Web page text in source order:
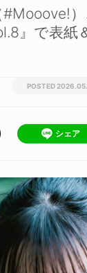
』で表紙
シェア